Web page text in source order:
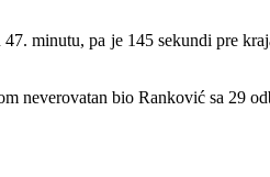
minutu, pa je 145 sekundi pre
neverovatan bio Ranković sa 29